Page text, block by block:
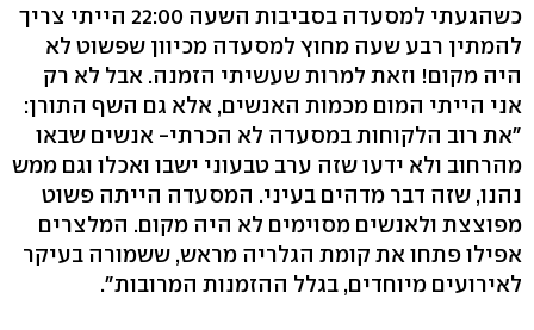
כשהגעתי למסעדה בסביבות השעה 22:00 הייתי צריך
להמתין רבע שעה מחוץ למסעדה מכיוון שפשוט לא
היה מקום! וזאת למרות שעשיתי הזמנה. אבל לא רק
אני הייתי המום מכמות האנשים, אלא גם השף התורן:
"את רוב הלקוחות במסעדה לא הכרתי- אנשים שבאו
מהרחוב ולא ידעו שזה ערב טבעוני ישבו ואכלו וגם ממש
נהנו, שזה דבר מדהים בעיני. המסעדה הייתה פשוט
מפוצצת ולאנשים מסוימים לא היה מקום. המלצרים
אפילו פתחו את קומת הגלריה מראש, ששמורה בעיקר
לאירועים מיוחדים, בגלל ההזמנות המרובות".